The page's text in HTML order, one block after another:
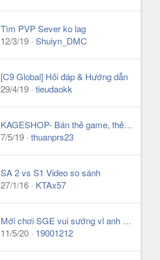
Tìm PVP Sever ko lag
12/3/19 Shuiyn_DMC
[C9 Global] Hỏi đáp & Hướng dẫn
29/4/19 tieudaokk
KAGESHOP- Bán thẻ game, thẻ điện thoại, bán NX giá tốt
7/5/19 thuanprs23
SA 2 vs S1 Video so sánh
27/1/16
KTAx57
Mới chơi SGE vui sướng vl anh em ơi, còn chờ gì nữa...
11/5/20
19001212